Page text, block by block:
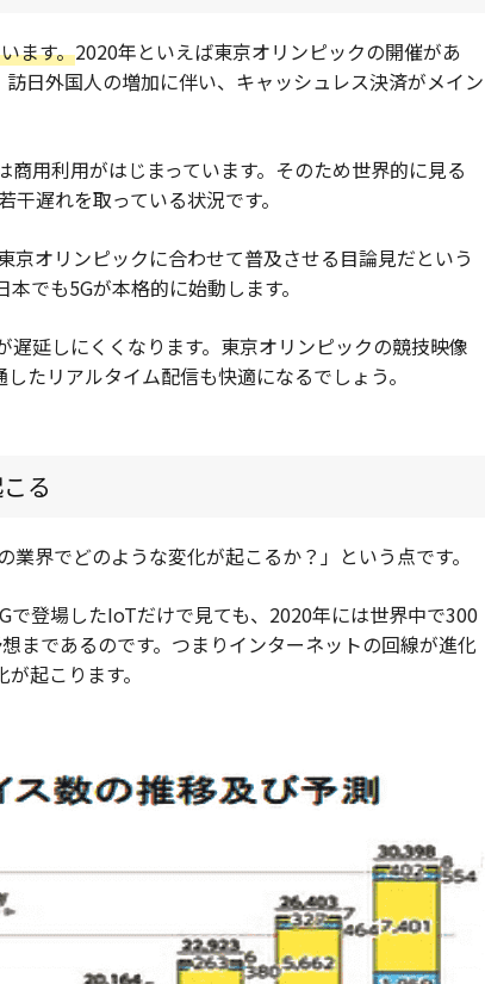
ます。2020年といえば東京オリンピックの開催があ
日外国人の増加に伴い、キャッシュレス決済がメイン
用利用がはじまっています。そのため世界的に見る
遅れを取っている状況です。
オリンピックに合わせて普及させる目論見だという
でも5Gが本格的に始動します。
延しにくくなります。東京オリンピックの競技映像
たリアルタイム配信も快適になるでしょう。
る
界でどのような変化が起こるか？」という点です。
で登場したIoTだけで見ても、2020年には世界中で300
まであるのです。つまりインターネットの回線が進化
起こります。